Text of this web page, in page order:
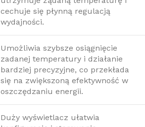
cechuje się płynną regulacją
wydajności.
Umożliwia szybsze osiągnięcie
zadanej temperatury i działanie
bardziej precyzyjne, co przekłada
się na zwiększoną efektywność w
oszczędzaniu energii.
Duży wyświetlacz ułatwia